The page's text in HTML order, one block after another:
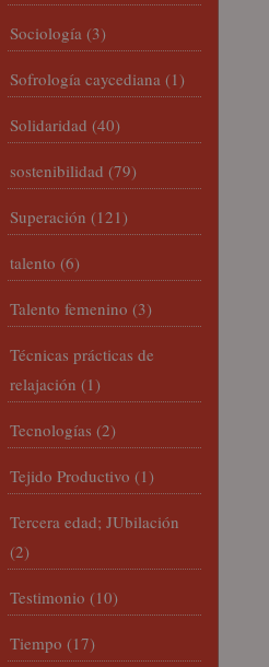
Sociología (3)
Sofrología caycediana (1)
Solidaridad (40)
sostenibilidad (79)
Superación (121)
talento (6)
Talento femenino (3)
Técnicas prácticas de
relajación (1)
Tecnologías (2)
Tejido Productivo (1)
Tercera edad; JUbilación
(2)
Testimonio (10)
Tiempo (17)